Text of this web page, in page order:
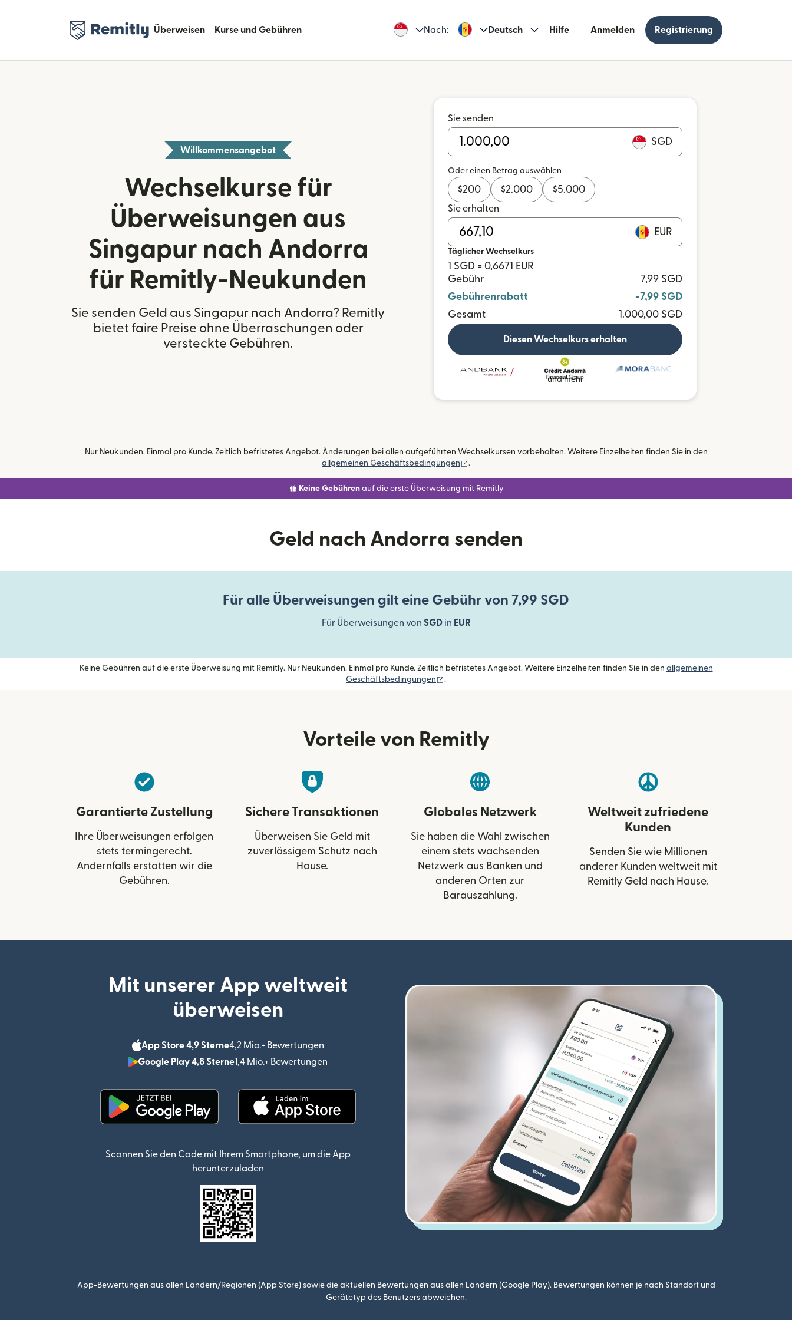
Überweisen Kurse und Gebühren Nach: Deutsch Hilfe Anmelden Registrierung
Willkommensangebot
Wechselkurse für
Überweisungen aus
Singapur nach Andorra
für Remitly-Neukunden
Sie senden Geld aus Singapur nach Andorra? Remitly
bietet faire Preise ohne Überraschungen oder
versteckte Gebühren.
Sie senden
SGD
Oder einen Betrag auswählen
$200 $2.000 $5.000
Sie erhalten
EUR
Täglicher Wechselkurs
1 SGD = 0,6671 EUR
Gebühr
7,99 SGD
Gebührenrabatt
-7,99 SGD
Gesamt
1.000,00 SGD
Diesen Wechselkurs erhalten
und mehr
Nur Neukunden. Einmal pro Kunde. Zeitlich befristetes Angebot. Änderungen bei allen aufgeführten Wechselkursen vorbehalten. Weitere Einzelheiten finden Sie in den
allgemeinen Geschäftsbedingungen
(wird in einem neuen Fenster geöffnet)
.
Keine Gebührenauf die erste Überweisung mit Remitly
Geld nach Andorra senden
Für alle Überweisungen gilt eine Gebühr von 7,99 SGD
Für Überweisungen von SGDin EUR
Keine Gebühren auf die erste Überweisung mit Remitly. Nur Neukunden. Einmal pro Kunde. Zeitlich befristetes Angebot. Weitere Einzelheiten finden Sie in den allgemeinen
Geschäftsbedingungen
(wird in einem neuen Fenster geöffnet)
.
Vorteile von Remitly
Garantierte Zustellung
Ihre Überweisungen erfolgen
stets termingerecht.
Andernfalls erstatten wir die
Gebühren.
Sichere Transaktionen
Überweisen Sie Geld mit
zuverlässigem Schutz nach
Hause.
Globales Netzwerk
Sie haben die Wahl zwischen
einem stets wachsenden
Netzwerk aus Banken und
anderen Orten zur
Barauszahlung.
Weltweit zufriedene
Kunden
Senden Sie wie Millionen
anderer Kunden weltweit mit
Remitly Geld nach Hause.
Mit unserer App weltweit
überweisen
App Store 4,9 Sterne4,2 Mio.+ Bewertungen
Google Play 4,8 Sterne1,4 Mio.+ Bewertungen
Scannen Sie den Code mit Ihrem Smartphone, um die App
herunterzuladen
App-Bewertungen aus allen Ländern/Regionen (App Store) sowie die aktuellen Bewertungen aus allen Ländern (Google Play). Bewertungen können je nach Standort und
Gerätetyp des Benutzers abweichen.